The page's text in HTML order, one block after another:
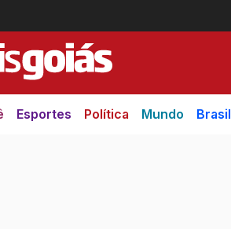
Esportes Política Mundo Brasil